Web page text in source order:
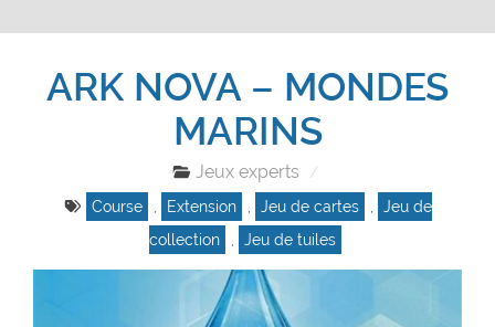
ARK NOVA – MONDES
MARINS
Jeux experts
Course , Extension , Jeu de cartes ,
Jeu de
collection
, Jeu de tuiles